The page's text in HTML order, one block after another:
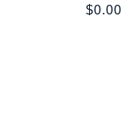
$0.00